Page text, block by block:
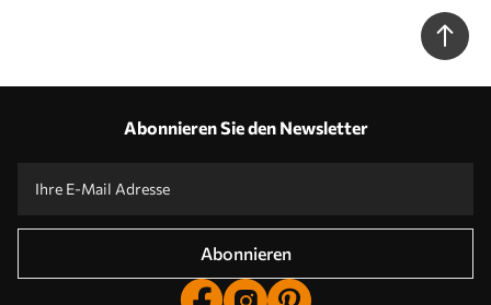
Abonnieren Sie den Newsletter
Abonnieren